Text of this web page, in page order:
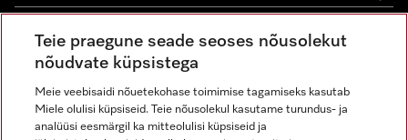
Miele Instagramis
Miele Facebookis
Miele Youtube'is
Teie praegune seade seoses nõusolekut
nõudvate küpsistega
Meie veebisaidi nõuetekohase toimimise tagamiseks kasutab
Miele olulisi küpsiseid. Teie nõusolekul kasutame turundus- ja
analüüsi eesmärgil ka mitteolulisi küpsiseid ja